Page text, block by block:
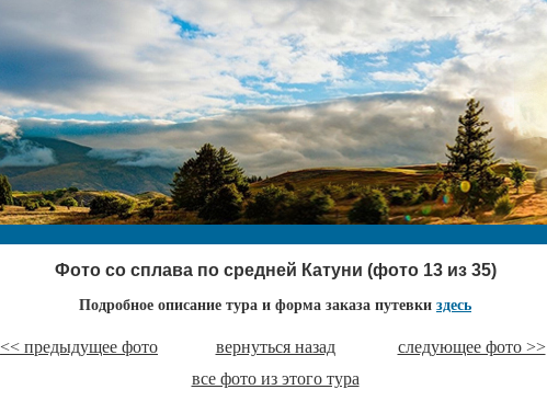
Фото со сплава по средней Катуни (фото 13 из 35)
Подробное описание тура и форма заказа путевки здесь
<< предыдущее фото вернуться назад
следующее фото >>
все фото из этого тура